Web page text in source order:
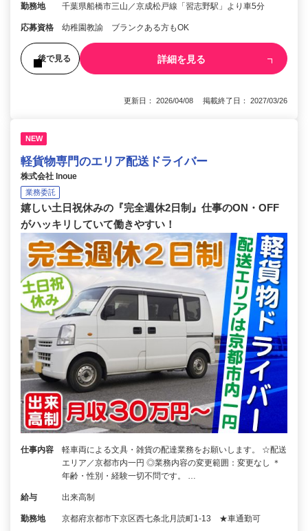
勤務地 千葉県船橋市三山／京成松戸線「習志野駅」より車5分
応募資格 幼稚園教諭 ブランクある方もOK
後で見る 詳細を見る
更新日： 2026/04/08 掲載終了日： 2027/03/26
NEW
軽貨物専門のエリア配送ドライバー
株式会社 Inoue
業務委託
嬉しい土日祝休みの『完全週休2日制』仕事のON・OFF
がハッキリしていて働きやすい！
仕事内容
軽車両による文具・雑貨の配達業務をお願いします。 ☆配送
エリア／京都市内一円 ◎業務内容の変更範囲：変更なし ＊
年齢・性別・経験一切不問です。 …
給与 出来高制
勤務地 京都府京都市下京区西七条北月読町1-13 ★車通勤可